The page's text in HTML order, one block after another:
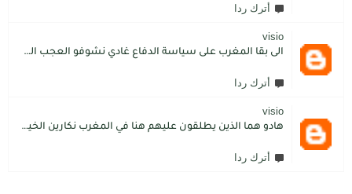
أترك ردا
visio
الى بقا المغرب على سياسة الدفاع غادي نشوفو العجب المعجب من دولة الكبرانات.. دولة ما عندها تاريخ كاتسرق تراتنا ، اراضبنا و تاريخنا و حنا جالسين كانتسناو في الامم المتحدة تعطينا حل و الواقع هو كل عام مشكلتنا كاتعقد مع دولة الشر.. فرنسا اكبر شيطان من مازال حطا صبعها في شمال افريقيا، كانزيدو مشكل على مشكل اللهم كبرها تصغار .. الانسان هو لي يموت على ولادو و على ارضو
أترك ردا
visio
هادو هما الذين يطلقون عليهم هنا في المغرب نكارين الخير.كما يقول المثل المغربي دير الخير في الرجال تلقاه لاديرو فالشماتة راه يتوضر .لكن الخير دائما يعلو على الشر./.
أترك ردا